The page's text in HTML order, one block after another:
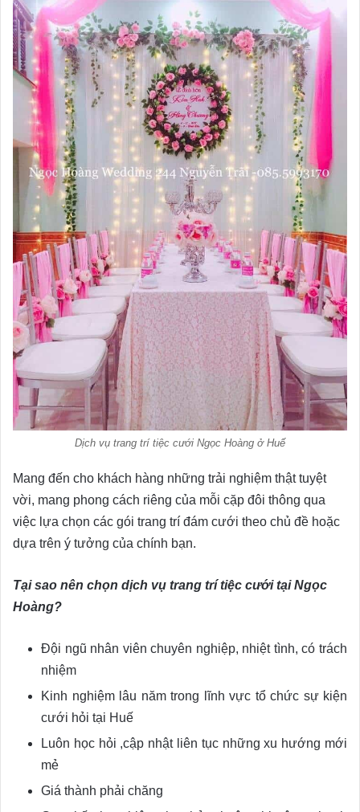
Dịch vụ trang trí tiệc cưới Ngọc Hoàng ở Huế
Mang đến cho khách hàng những trải nghiệm thật tuyệt
vời, mang phong cách riêng của mỗi cặp đôi thông qua
việc lựa chọn các gói trang trí đám cưới theo chủ đề hoặc
dựa trên ý tưởng của chính bạn.
Tại sao nên chọn dịch vụ trang trí tiệc cưới tại Ngọc
Hoàng?
Đội ngũ nhân viên chuyên nghiệp, nhiệt tình, có trách
nhiệm
Kinh nghiệm lâu năm trong lĩnh vực tổ chức sự kiện
cưới hỏi tại Huế
Luôn học hỏi ,cập nhật liên tục những xu hướng mới
mẻ
Giá thành phải chăng